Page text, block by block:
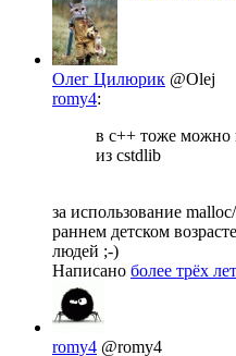
Олег Цилюрик @Olej
romy4:
в с++ тоже можно
из cstdlib
за использование
раннем детском
людей ;-)
Написано более трёх
romy4 @romy4